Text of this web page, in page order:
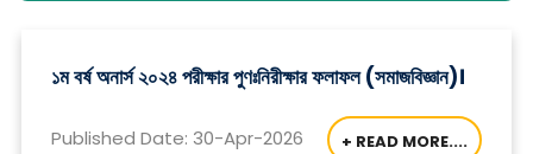
১ম বর্ষ অনার্স ২০২৪ পরীক্ষার পুণঃনিরীক্ষার ফলাফল (সমাজবিজ্ঞান)।
Published Date: 30-Apr-2026 + READ MORE....